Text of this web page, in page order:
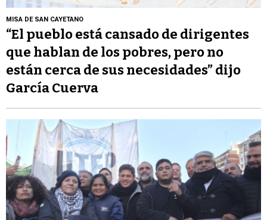
MISA DE SAN CAYETANO
“El pueblo está cansado de dirigentes
que hablan de los pobres, pero no
están cerca de sus necesidades” dijo
García Cuerva